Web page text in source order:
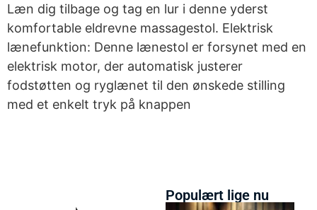
Læn dig tilbage og tag en lur i denne yderst
komfortable eldrevne massagestol. Elektrisk
lænefunktion: Denne lænestol er forsynet med en
elektrisk motor, der automatisk justerer
fodstøtten og ryglænet til den ønskede stilling
med et enkelt tryk på knappen
Populært lige nu